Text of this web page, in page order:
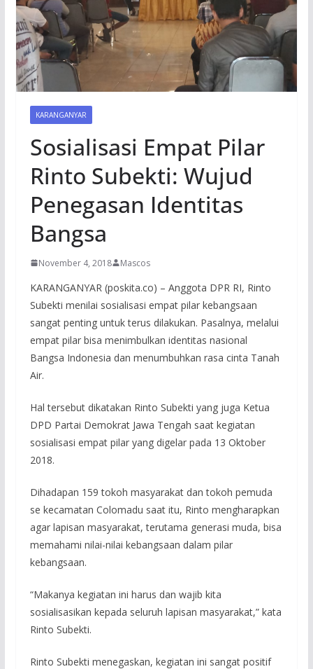
KARANGANYAR
Sosialisasi Empat Pilar
Rinto Subekti: Wujud
Penegasan Identitas
Bangsa
November 4, 2018 Mascos
KARANGANYAR (poskita.co) – Anggota DPR RI, Rinto
Subekti menilai sosialisasi empat pilar kebangsaan
sangat penting untuk terus dilakukan. Pasalnya, melalui
empat pilar bisa menimbulkan identitas nasional
Bangsa Indonesia dan menumbuhkan rasa cinta Tanah
Air.
Hal tersebut dikatakan Rinto Subekti yang juga Ketua
DPD Partai Demokrat Jawa Tengah saat kegiatan
sosialisasi empat pilar yang digelar pada 13 Oktober
2018.
Dihadapan 159 tokoh masyarakat dan tokoh pemuda
se kecamatan Colomadu saat itu, Rinto mengharapkan
agar lapisan masyarakat, terutama generasi muda, bisa
memahami nilai-nilai kebangsaan dalam pilar
kebangsaan.
“Makanya kegiatan ini harus dan wajib kita
sosialisasikan kepada seluruh lapisan masyarakat,” kata
Rinto Subekti.
Rinto Subekti menegaskan, kegiatan ini sangat positif